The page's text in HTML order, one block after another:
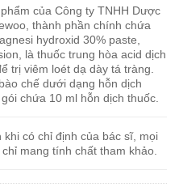
của Công ty TNHH Dược
thành phần chính chứa
hydroxid 30% paste,
là thuốc trung hòa acid dịch
trị viêm loét dạ dày tá tràng.
chế dưới dạng hỗn dịch
chứa 10 ml hỗn dịch thuốc.
khi có chỉ định của bác sĩ, mọi
mang tính chất tham khảo.